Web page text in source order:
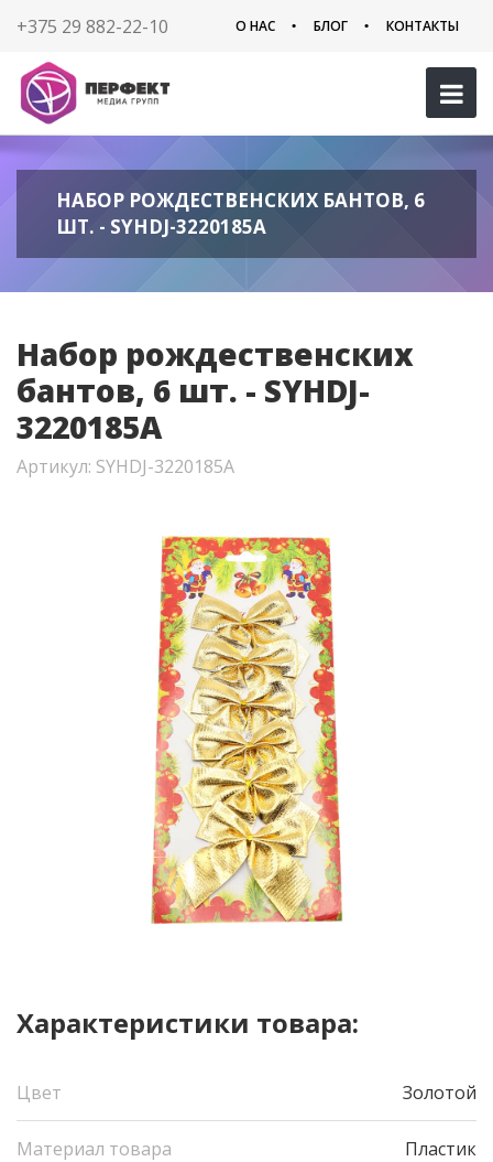
+375 29 882-22-10 О НАС БЛОГ КОНТАКТЫ
НАБОР РОЖДЕСТВЕНСКИХ БАНТОВ, 6
ШТ. - SYHDJ-3220185A
Набор рождественских
бантов, 6 шт. - SYHDJ-
3220185A
Артикул: SYHDJ-3220185A
Характеристики товара:
Цвет Золотой
Материал товара Пластик